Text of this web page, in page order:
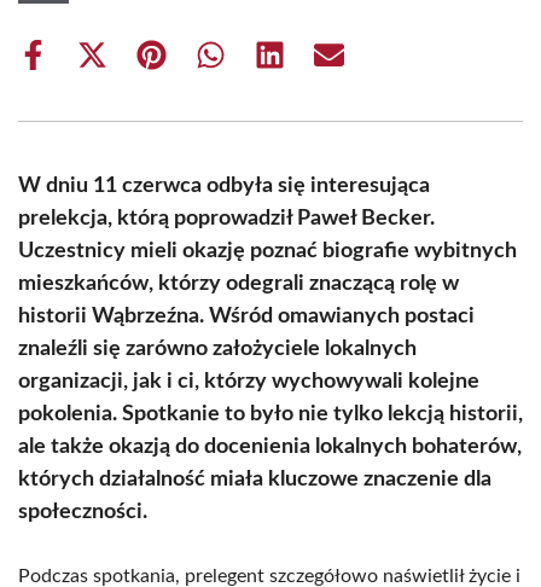
Share
Share
(Twitter)
Share Share Share Share
W dniu 11 czerwca odbyła się interesująca
prelekcja, którą poprowadził Paweł Becker.
Uczestnicy mieli okazję poznać biografie wybitnych
mieszkańców, którzy odegrali znaczącą rolę w
historii Wąbrzeźna. Wśród omawianych postaci
znaleźli się zarówno założyciele lokalnych
organizacji, jak i ci, którzy wychowywali kolejne
pokolenia. Spotkanie to było nie tylko lekcją historii,
ale także okazją do docenienia lokalnych bohaterów,
których działalność miała kluczowe znaczenie dla
społeczności.
Podczas spotkania, prelegent szczegółowo naświetlił życie i